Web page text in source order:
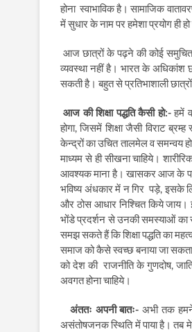
होना स्वाभाविक है। सामाजिक
में सुधार के नाम पर हमेशा प्रयोग ही
आज छात्रों के पढ़ने की कोई समुचित
व्यवस्था नहीं है। भारत के
सकती है। बहुत से प्रतिभाशाली
आज की शिक्षा पद्धति कैसी हो:-हमें
होगा,जिसमें शिक्षा जैसी विराट
केन्द्रों का उचित तालमेल व समन्वय
माध्यम से ही सीखना चाहिये।
आवश्यक माना है। खासकर आज के
भविष्य अंधकार में न गिर पड़े,इसके
और ठोस आधार निश्चित किये जाय।
भोंडे प्रदर्शन से उनकी समस्याओं का
समझ सकते हैं कि शिक्षा पद्धति का
समाज को कैसे स्वच्छ बनाया जा सकता
को देश की राजनीति के गुणदोष,
अवगत होना चाहिये।
अंततः अपनी बातः- अभी तक हमने
असंतोषजनक स्थिति में पाया है। तब